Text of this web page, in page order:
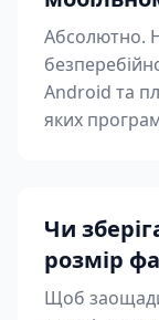
Абсолютно.
Android та
яких
Чи
розмір
Щоб